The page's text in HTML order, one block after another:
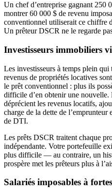
Un chef d’entreprise gagnant 250
montrer 60 000 $ de revenu
conventionnel utiliserait ce chiffre
Un prêteur DSCR ne le regarde
Investisseurs immobiliers
Les investisseurs à temps plein
revenus de propriétés locatives
le prêt conventionnel : plus ils
difficile d’en obtenir une nouvelle.
déprécient les revenus locatifs,
charge de la dette de
de DTI.
Les prêts DSCR traitent chaque
indépendante. Votre portefeuille
plus difficile — au contraire, un
prospère met les prêteurs plus à
Salariés imposables à